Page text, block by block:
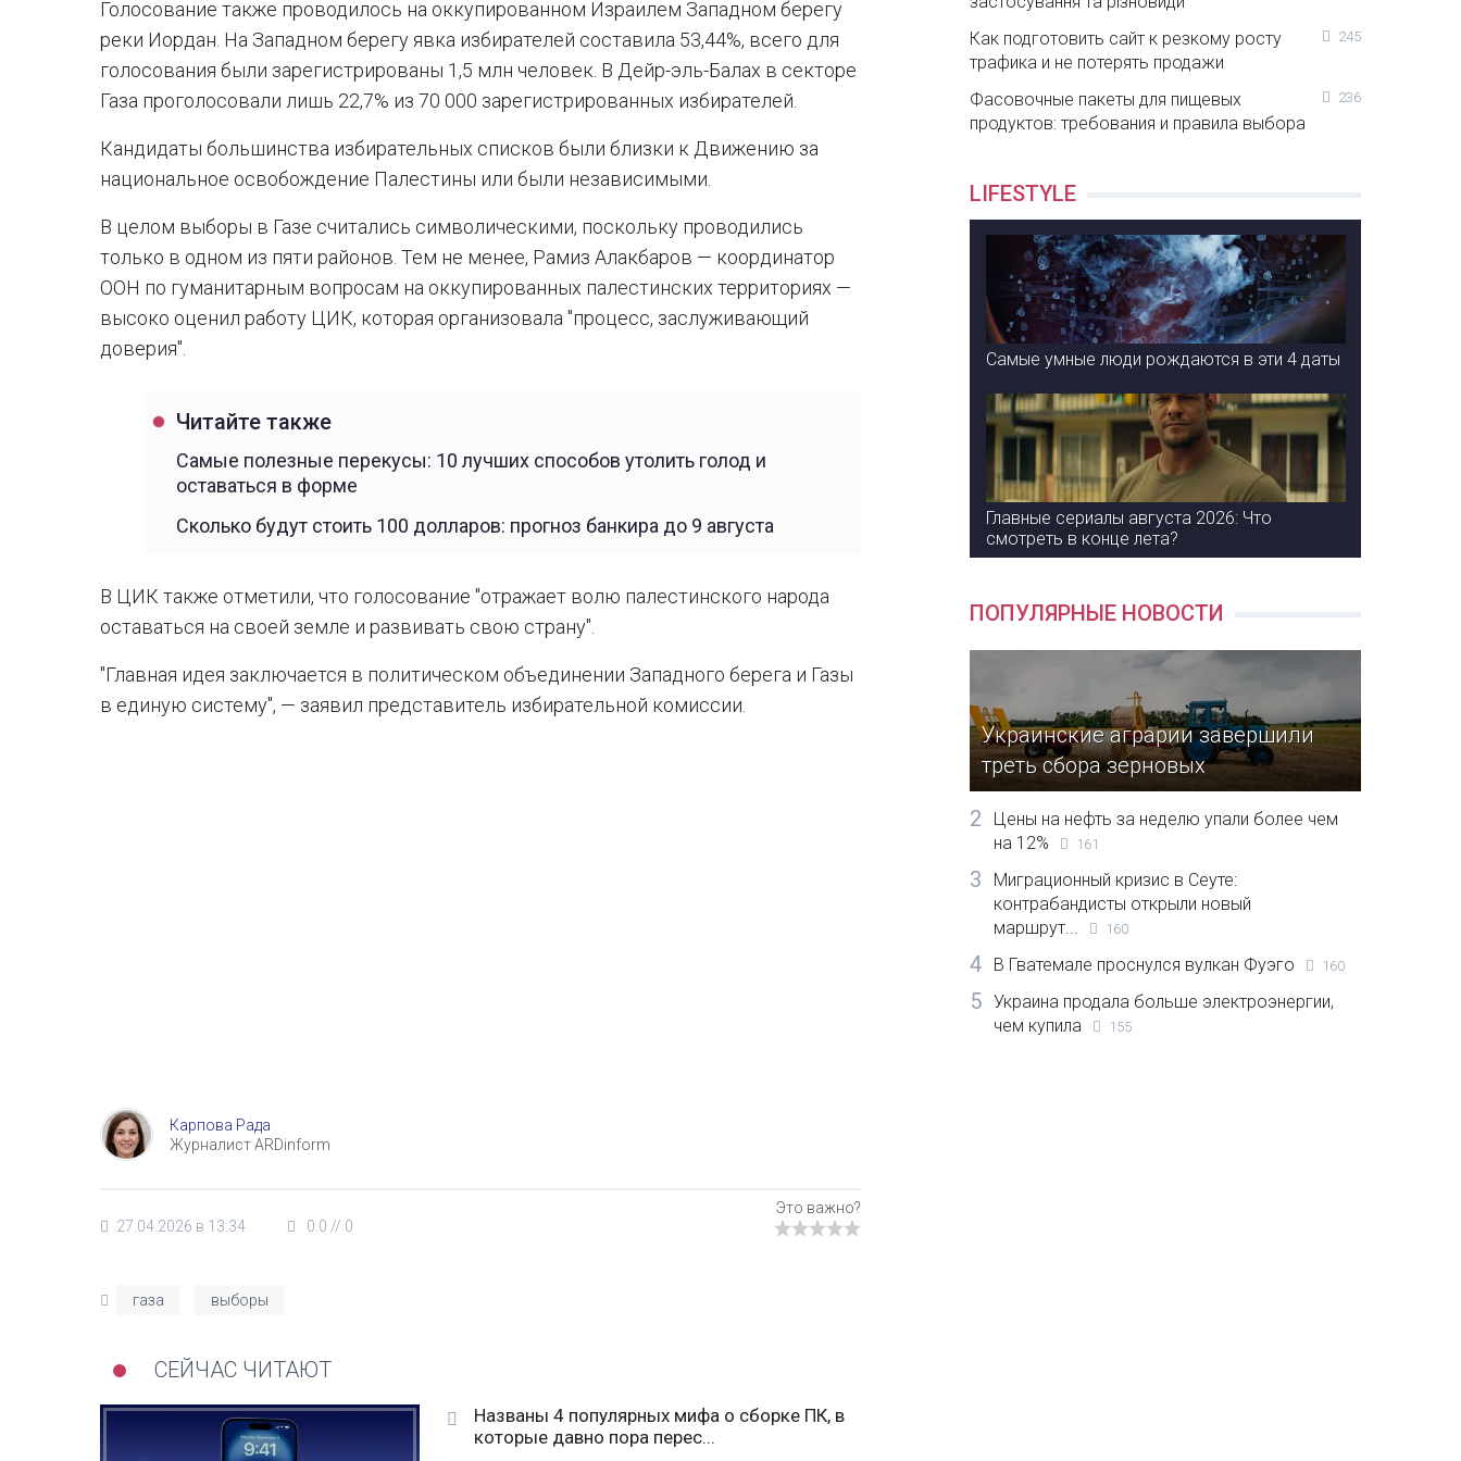
Голосование также проводилось на оккупированном Израилем Западном берегу
реки Иордан. На Западном берегу явка избирателей составила 53,44%, всего для
голосования были зарегистрированы 1,5 млн человек. В Дейр-эль-Балах в секторе
Газа проголосовали лишь 22,7% из 70 000 зарегистрированных избирателей.
Кандидаты большинства избирательных списков были близки к Движению за
национальное освобождение Палестины или были независимыми.
В целом выборы в Газе считались символическими, поскольку проводились
только в одном из пяти районов. Тем не менее, Рамиз Алакбаров — координатор
ООН по гуманитарным вопросам на оккупированных палестинских территориях —
высоко оценил работу ЦИК, которая организовала "процесс, заслуживающий
доверия".
Читайте также
Самые полезные перекусы: 10 лучших способов утолить голод и
оставаться в форме
Сколько будут стоить 100 долларов: прогноз банкира до 9 августа
В ЦИК также отметили, что голосование "отражает волю палестинского народа
оставаться на своей земле и развивать свою страну".
"Главная идея заключается в политическом объединении Западного берега и Газы
в единую систему", — заявил представитель избирательной комиссии.
Карпова Рада
Журналист ARDinform
27.04.2026 в 13:34 0.0 // 0
газа выборы
СЕЙЧАС ЧИТАЮТ
Названы 4 популярных мифа о сборке ПК, в
которые давно пора перес...
Как подготовить сайт к резкому росту
трафика и не потерять продажи
245
Фасовочные пакеты для пищевых
продуктов: требования и правила выбора
236
LIFESTYLE
Самые умные люди рождаются в эти 4 даты
Главные сериалы августа 2026: Что
смотреть в конце лета?
ПОПУЛЯРНЫЕ НОВОСТИ
Украинские аграрии завершили
треть сбора зерновых
2
Цены на нефть за неделю упали более чем
на 12%
161
3
Миграционный кризис в Сеуте:
контрабандисты открыли новый
маршрут...
160
4 В Гватемале проснулся вулкан Фуэго 160
5
Украина продала больше электроэнергии,
чем купила
155